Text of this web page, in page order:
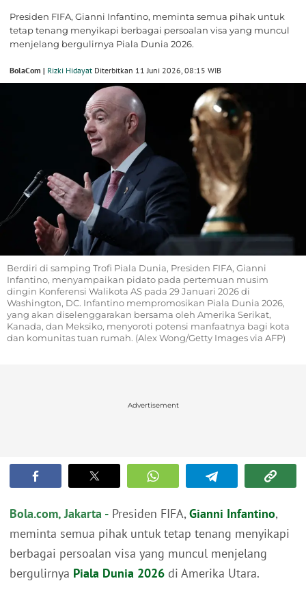
Presiden FIFA, Gianni Infantino, meminta semua pihak untuk
tetap tenang menyikapi berbagai persoalan visa yang muncul
menjelang bergulirnya Piala Dunia 2026.
BolaCom | Rizki Hidayat Diterbitkan 11 Juni 2026, 08:15 WIB
Berdiri di samping Trofi Piala Dunia, Presiden FIFA, Gianni
Infantino, menyampaikan pidato pada pertemuan musim
dingin Konferensi Walikota AS pada 29 Januari 2026 di
Washington, DC. Infantino mempromosikan Piala Dunia 2026,
yang akan diselenggarakan bersama oleh Amerika Serikat,
Kanada, dan Meksiko, menyoroti potensi manfaatnya bagi kota
dan komunitas tuan rumah. (Alex Wong/Getty Images via AFP)
Advertisement
Bola.com, Jakarta - Presiden FIFA, Gianni Infantino,
meminta semua pihak untuk tetap tenang menyikapi
berbagai persoalan visa yang muncul menjelang
bergulirnya Piala Dunia 2026 di Amerika Utara.